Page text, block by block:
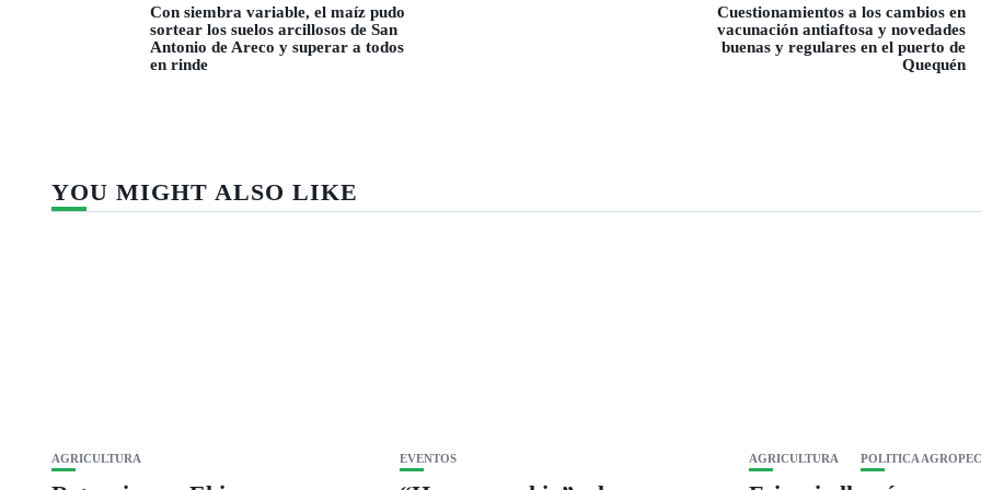
Con siembra variable, el maíz pudo
sortear los suelos arcillosos de San
Antonio de Areco y superar a todos
en rinde
Cuestionamientos a los cambios en
vacunación antiaftosa y novedades
buenas y regulares en el puerto de
Quequén
YOU MIGHT ALSO LIKE
AGRICULTURA EVENTOS AGRICULTURA POLITICA